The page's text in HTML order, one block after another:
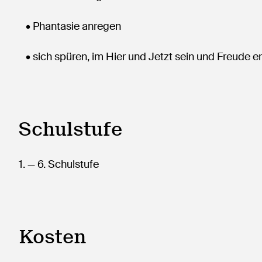
• Phantasie anregen
• sich spüren, im Hier und Jetzt sein und Freude
Schulstufe
1.— 6.Schulstufe
Kosten